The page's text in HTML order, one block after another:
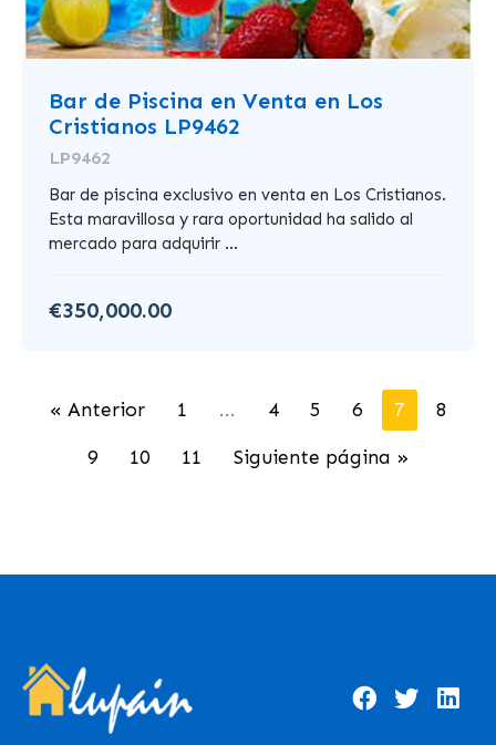
Bar de Piscina en Venta en Los
Cristianos LP9462
LP9462
Bar de piscina exclusivo en venta en Los Cristianos.
Esta maravillosa y rara oportunidad ha salido al
mercado para adquirir ...
€350,000.00
« Anterior 1 ... 4 5 6 7
8
9
10 11 Siguiente página »